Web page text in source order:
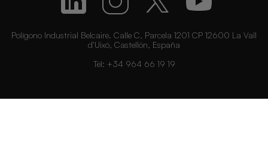
Polígono Industrial Belcaire. Calle C, Parcela 1201 CP 12600 La Vall
d’Uixó, Castellón, España
Tél: +34 964 66 19 19